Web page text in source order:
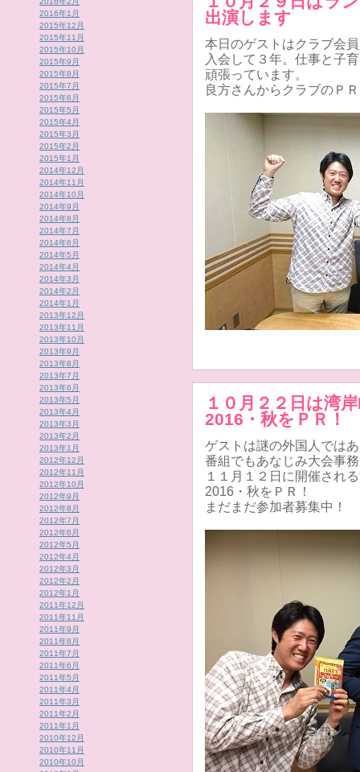
2016年1月
2015年12月
2015年11月
2015年10月
2015年9月
2015年8月
2015年7月
2015年6月
2015年5月
2015年4月
2015年3月
2015年2月
2015年1月
2014年12月
2014年11月
2014年10月
2014年9月
2014年8月
2014年7月
2014年6月
2014年5月
2014年4月
2014年3月
2014年2月
2014年1月
2013年12月
2013年11月
2013年10月
2013年9月
2013年8月
2013年7月
2013年6月
2013年5月
2013年4月
2013年3月
2013年2月
2013年1月
2012年12月
2012年11月
2012年10月
2012年9月
2012年8月
2012年7月
2012年6月
2012年5月
2012年4月
2012年3月
2012年2月
2012年1月
2011年12月
2011年11月
2011年9月
2011年8月
2011年7月
2011年6月
2011年5月
2011年4月
2011年3月
2011年2月
2011年1月
2010年12月
2010年11月
2010年10月
出演します
本日のゲストはクラブ会
入会して３年。仕事と子
頑張っています。
良方さんからクラブのＰ
１０月２２日は湾
2016・秋をＰＲ！
ゲストは謎の外国人では
番組でもあなじみ大会事
１１月１２日に開催され
2016・秋をＰＲ！
まだまだ参加者募集中！